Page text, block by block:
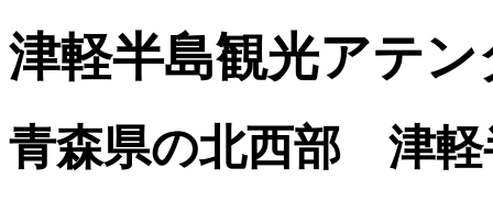
津軽半島観光アテ
青森県の北西部 津軽